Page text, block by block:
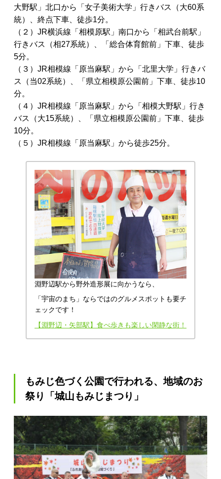
大野駅」北口から「女子美術大学」行きバス（大60系
統）、終点下車、徒歩1分。
（２）JR横浜線「相模原駅」南口から「相武台前駅」
行きバス（相27系統）、「総合体育館前」下車、徒歩
5分。
（３）JR相模線「原当麻駅」から「北里大学」行きバ
ス（当02系統）、「県立相模原公園前」下車、徒歩10
分。
（４）JR相模線「原当麻駅」から「相模大野駅」行き
バス（大15系統）、「県立相模原公園前」下車、徒歩
10分。
（５）JR相模線「原当麻駅」から徒歩25分。
淵野辺駅から野外造形展に向かうなら、
「宇宙のまち」ならではのグルメスポットも要チ
ェックです！
【淵野辺・矢部駅】食べ歩きも楽しい閑静な街！
もみじ色づく公園で行われる、地域のお
祭り「城山もみじまつり」